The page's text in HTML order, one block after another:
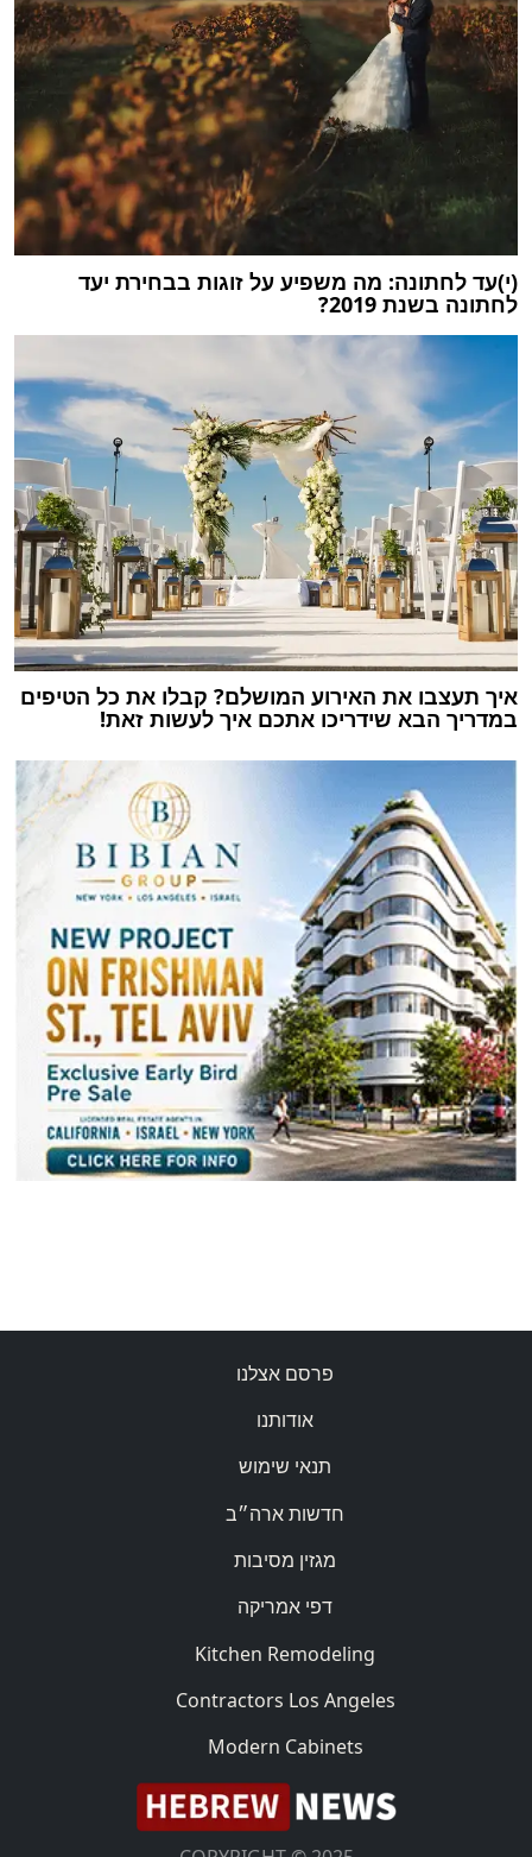
(י)עד לחתונה: מה משפיע על זוגות בבחירת יעד
לחתונה בשנת 2019?
איך תעצבו את האירוע המושלם? קבלו את כל הטיפים
במדריך הבא שידריכו אתכם איך לעשות זאת!
פרסם אצלנו
אודותנו
תנאי שימוש
חדשות ארה״ב
מגזין מסיבות
דפי אמריקה
Kitchen Remodeling
Contractors Los Angeles
Modern Cabinets